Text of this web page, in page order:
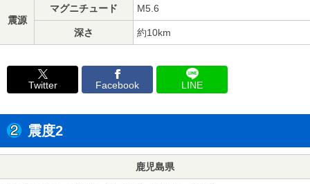
震源
マグニチュード M5.6
深さ 約10km
Twitter Facebook LINE
震度2
鹿児島県